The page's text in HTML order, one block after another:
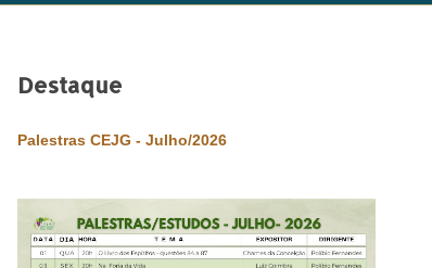
Destaque
Palestras CEJG - Julho/2026